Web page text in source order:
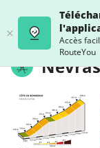
Accès
RouteYou